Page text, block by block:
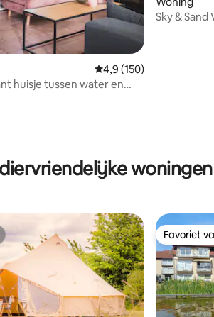
Gemiddelde
4,9 (150)
huisje tussen water en
Sky & Sand
Favoriet
Favoriet